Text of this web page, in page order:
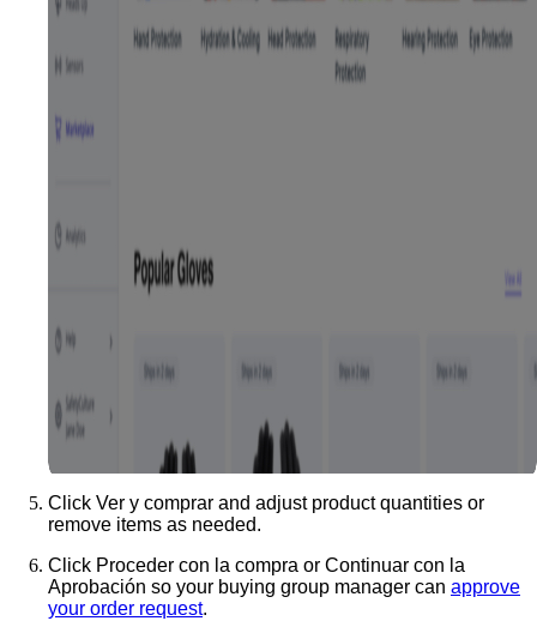
Click Ver y comprar and adjust product quantities or
remove items as needed.
Click Proceder con la compra or Continuar con la
Aprobación so your buying group manager can approve
your order request.